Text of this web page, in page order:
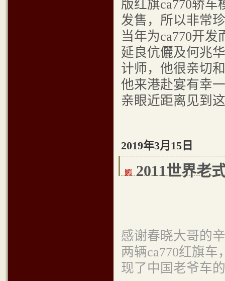
版红旗ca770轿
发售，所以非常
当年为ca770开
延良伉儷及何兆
计师，他很亲切
他来港赴宴有
亲眼近距离见到
2019年3月15日
2011世界老
感谢春晓大哥的
两辆ca770红旗
现了中国老爷车